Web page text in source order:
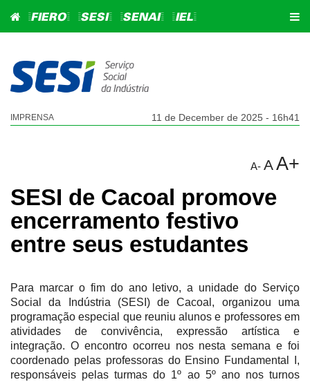
=FIERO= =SESI= =SENAI= =IEL=
IMPRENSA 11 de December de 2025 - 16h41
A- AA+
SESI de Cacoal promove
encerramento festivo
entre seus estudantes
Para marcar o fim do ano letivo, a unidade do Serviço
Social da Indústria (SESI) de Cacoal, organizou uma
programação especial que reuniu alunos e professores em
atividades de convivência, expressão artística e
integração. O encontro ocorreu nos nesta semana e foi
coordenado pelas professoras do Ensino Fundamental I,
responsáveis pelas turmas do 1º ao 5º ano nos turnos